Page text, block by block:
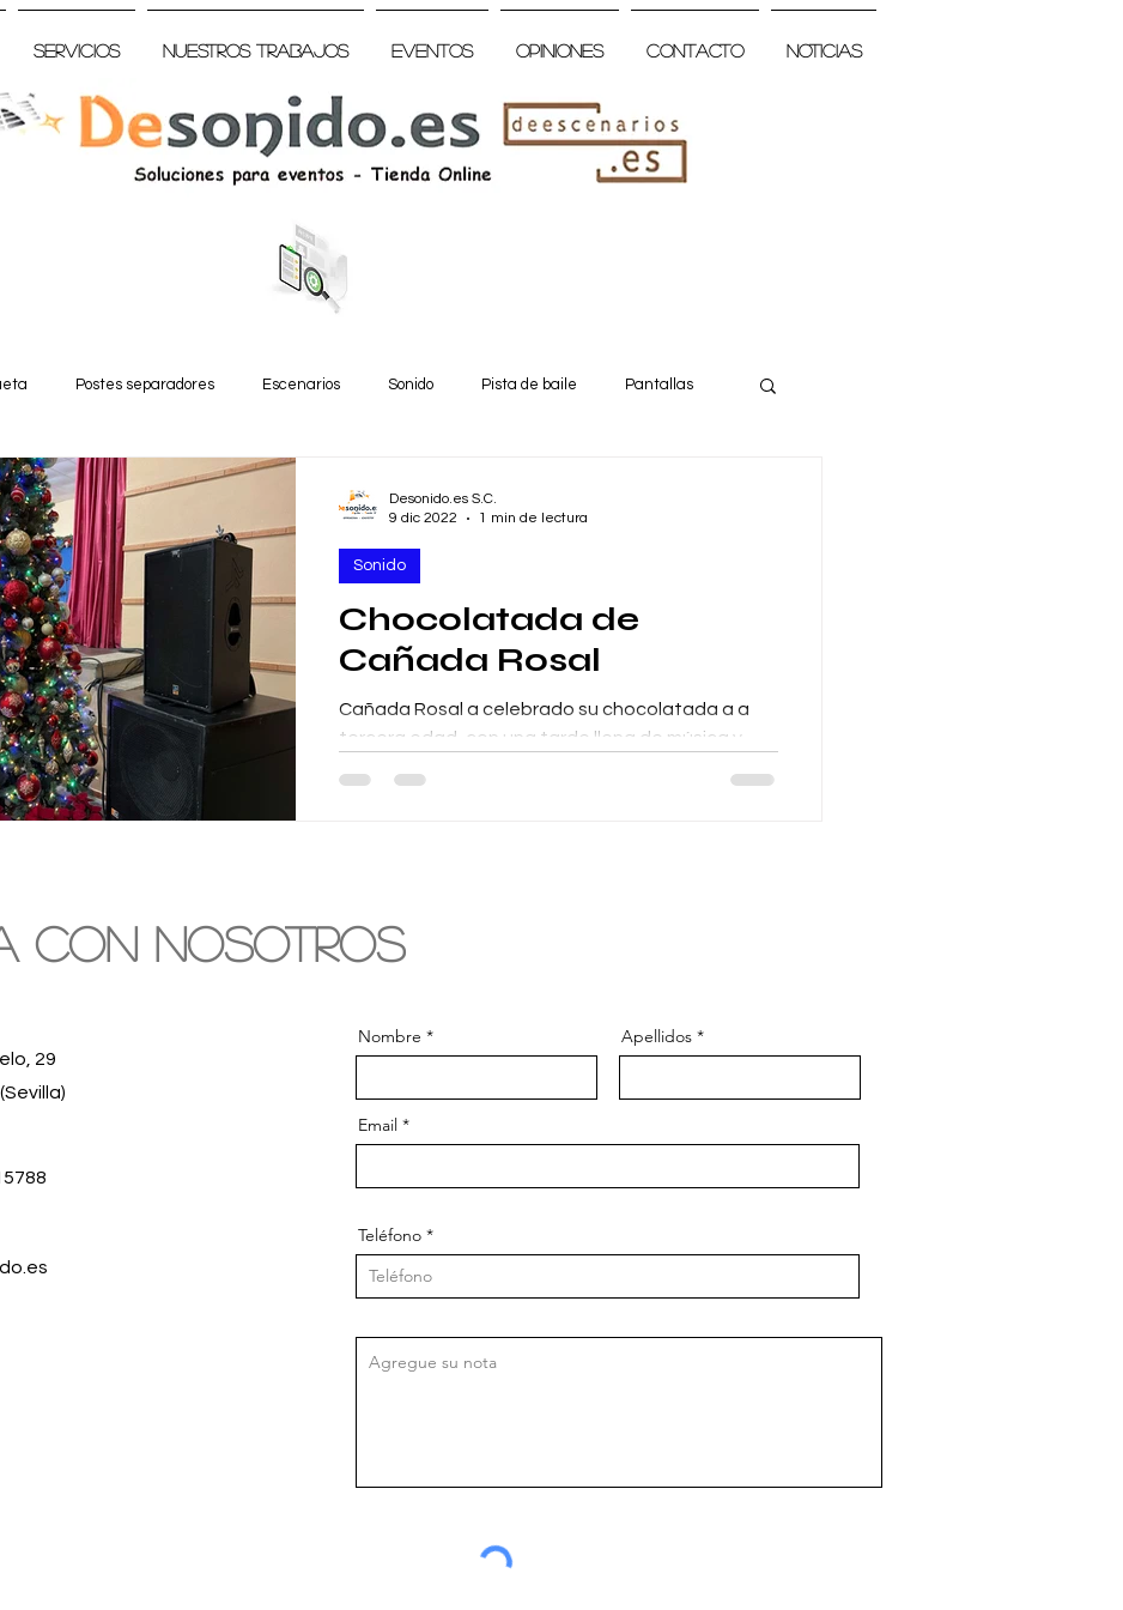
Servicios Nuestros trabajos Eventos Opiniones Contacto Noticias
Postes separadores Escenarios Sonido Pista de baile Pantallas
Chocolatada de
Cañada Rosal
Cañada Rosal a celebrado su chocolatada a a
tercera edad, con una tarde llena de música y
Sonido
Desonido.es S.C.
9 dic 2022
1 min de lectura
con nosotros
29
Nombre Apellidos
Email
Teléfono